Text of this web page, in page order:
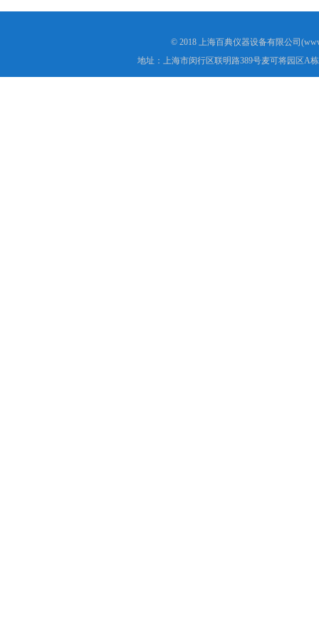
© 2018 上海百典仪器设备有限公司
地址：上海市闵行区联明路389号麦可将园区A